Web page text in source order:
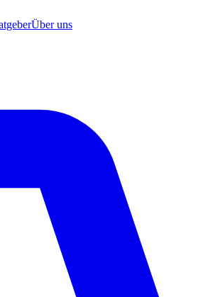
Über uns